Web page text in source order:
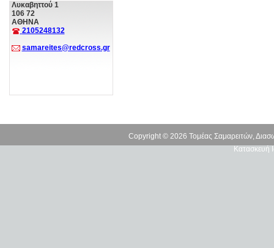
Λυκαβηττού 1
106 72
ΑΘΗΝΑ
2105248132
samareites@redcross.gr
Copyright © 2026 Τομέας Σαμαρειτών,
Κατασκευή